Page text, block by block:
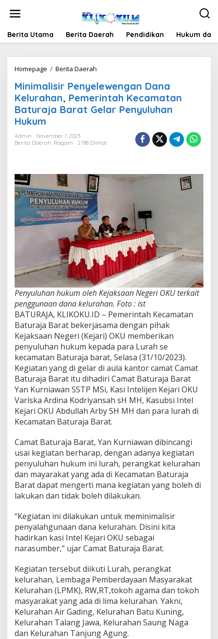
Berita Utama Berita Daerah Pendidikan Hukum
Homepage / Berita Daerah
Dana
Kelurahan,
Pemerintah
Kecamatan
Penyuluhan
Minimalisir Penyelewengan Dana
Kelurahan, Pemerintah Kecamatan
Baturaja Barat Gelar Penyuluhan
Hukum
Admin
November 1, 2023
Berita Daerah, Ragam 2788 Dilihat
Penyuluhan hukum oleh Kejaksaan Negeri OKU terkait
penggunaan dana kelurahan. Foto : ist
BATURAJA, KLIKOKU.ID – Pemerintah Kecamatan
Baturaja Barat bekerjasama dengan pihak
Kejaksaan Negeri (Kejari) OKU memberikan
penyuluhan hukum kepada para Lurah se
kecamatan Baturaja barat, Selasa (31/10/2023).
Kegiatan yang di gelar di aula kantor camat Camat
Baturaja Barat itu dihadiri Camat Baturaja Barat
Yan Kurniawan SSTP MSi, Kasi Intelijen Kejari OKU
Variska Ardina Kodriyansah sH MH, Kasubsi Intel
Kejari OKU Abdullah Arby SH MH dan para lurah di
Kecamatan Baturaja Barat.
Camat Baturaja Barat, Yan Kurniawan dibincangi
usai kegiatan berharap, dengan adanya kegiatan
penyuluhan hukum ini lurah, perangkat kelurahan
dan mayarakat yang ada di Kecamatan Baturaja
Barat dapat mengerti mana kegiatan yang boleh di
lakukan dan tidak boleh dilakukan.
“Kegiatan ini dilakukan untuk meminimalisir
penyalahgunaan dana kelurahan. Disini kita
hadirkan kasi Intel Kejari OKU sebagai
narasumber,” ujar Camat Baturaja Barat.
Kegiatan tersebut diikuti Lurah, perangkat
kelurahan, Lembaga Pemberdayaan Masyarakat
Kelurahan (LPMK), RW,RT,tokoh agama dan tokoh
masyarakat yang ada di lima kelurahan. Yakni,
Kelurahan Air Gading, Kelurahan Batu Kuning,
Kelurahan Talang Jawa, Kelurahan Saung Naga
dan Kelurahan Tanjung Agung.